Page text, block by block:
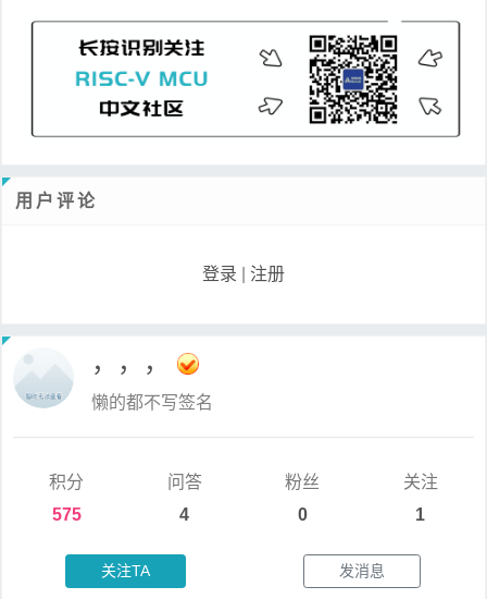
用户评论
登录 注册
，，，
懒的都不写签名
积分
575
问答
4
粉丝
0
关注
1
关注TA 发消息